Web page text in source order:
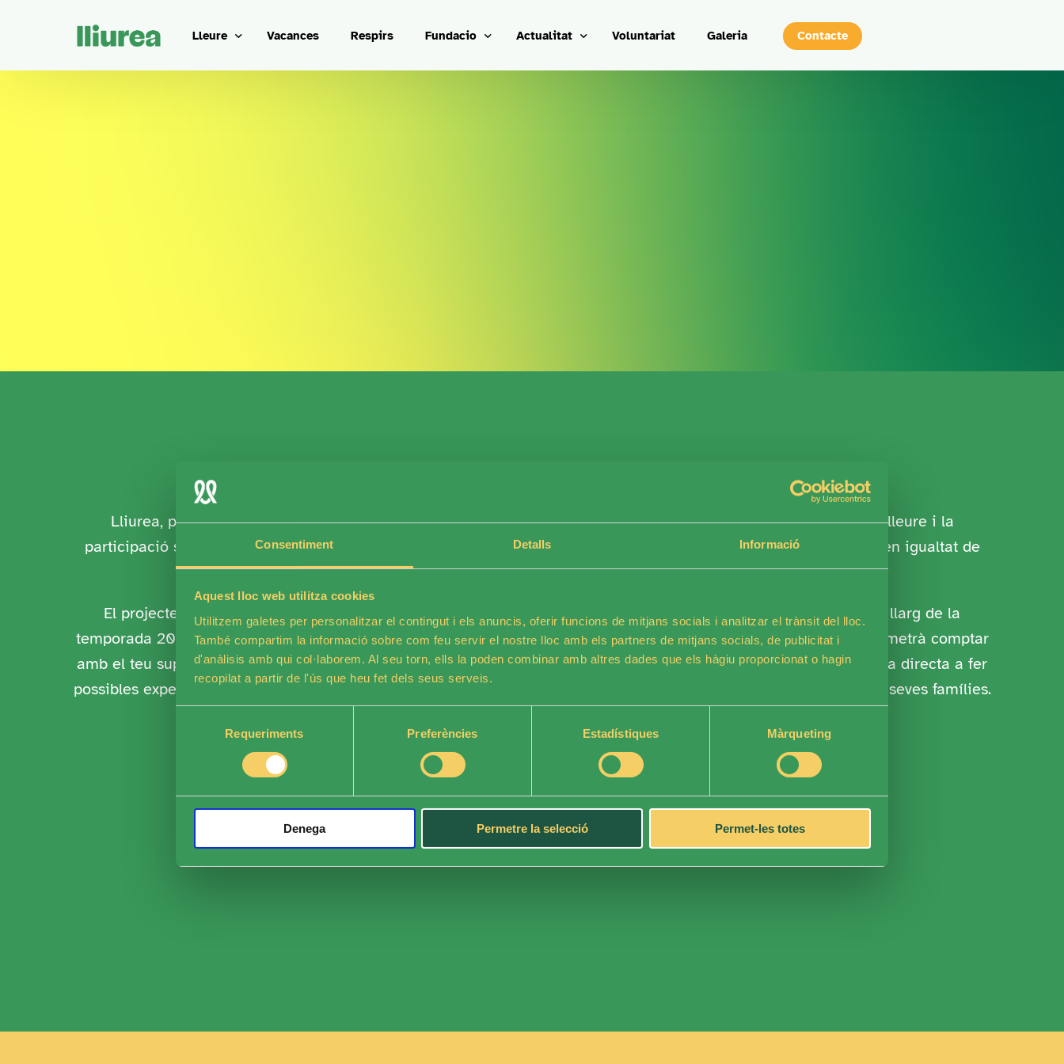
Consentiment Detalls Informació
Aquest lloc web utilitza cookies
Utilitzem galetes per personalitzar el contingut i els anuncis, oferir funcions de mitjans socials i analitzar el trànsit del lloc.
També compartim la informació sobre com feu servir el nostre lloc amb els partners de mitjans socials, de publicitat i
d'anàlisis amb qui col·laborem. Al seu torn, ells la poden combinar amb altres dades que els hàgiu proporcionat o hagin
recopilat a partir de l'ús que heu fet dels seus serveis.
consentiment
Requeriments Preferències Estadístiques Màrqueting
Denega Permetre la selecció Permet-les totes
Lleure Vacances Respirs Fundacio Actualitat Voluntariat Galeria Contacte
Lliurea, part de la Fundació ACELL, promou la inclusió de persones amb discapacitat intel·lectual a través del lleure i la
participació social, generant espais segurs on cada persona pugui desenvolupar-se, participar i gaudir del lleure en igualtat de
condicions.
El projecte de voluntariat de Lliurea busca persones compromeses que vulguin formar part d’aquesta missió al llarg de la
temporada 2025-2026. La inscripció realitzada mitjançant aquest formulari és vàlida per a tota la temporada i permetrà comptar
amb el teu suport en diferents activitats i esdeveniments de lleure. Amb la teva participació, contribuiràs de manera directa a fer
possibles experiències de lleure inclusives, de qualitat i amb un impacte real en la vida dels nostres membres i les seves famílies.
T’hi animes?